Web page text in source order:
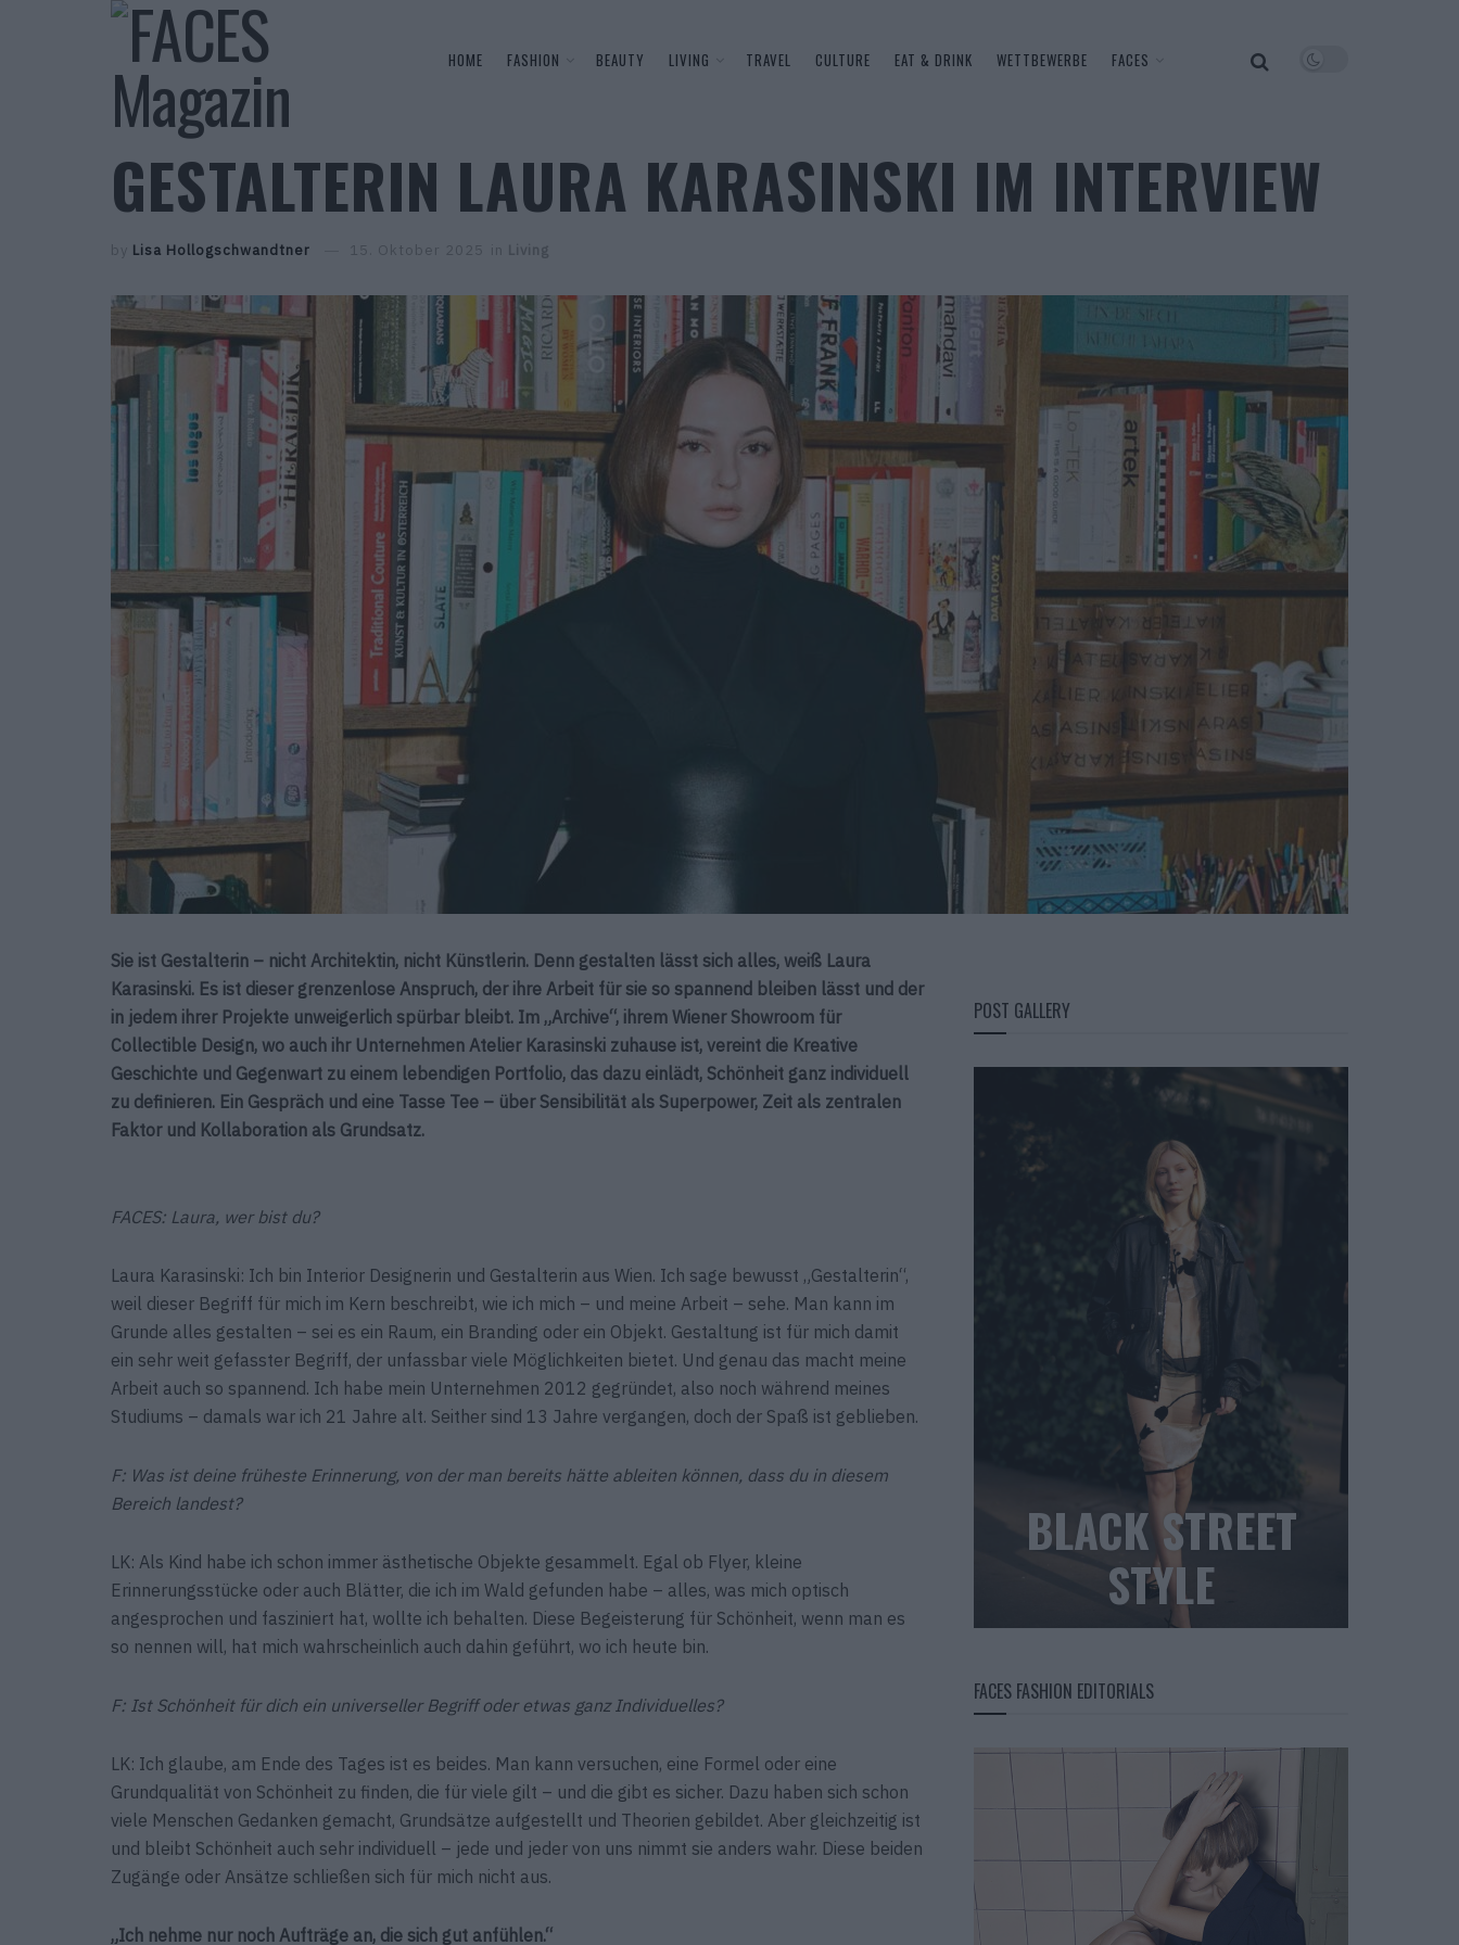
HOME FASHION BEAUTY LIVING TRAVEL CULTURE EAT & DRINK WETTBEWERBE FACES
GESTALTERIN LAURA KARASINSKI IM INTERVIEW
by Lisa Hollogschwandtner 15. Oktober 2025 in Living
Sie ist Gestalterin – nicht Architektin, nicht Künstlerin. Denn gestalten lässt sich alles, weiß Laura
Karasinski. Es ist dieser grenzenlose Anspruch, der ihre Arbeit für sie so spannend bleiben lässt und der
in jedem ihrer Projekte unweigerlich spürbar bleibt. Im „Archive“, ihrem Wiener Showroom für
Collectible Design, wo auch ihr Unternehmen Atelier Karasinski zuhause ist, vereint die Kreative
Geschichte und Gegenwart zu einem lebendigen Portfolio, das dazu einlädt, Schönheit ganz individuell
zu definieren. Ein Gespräch und eine Tasse Tee – über Sensibilität als Superpower, Zeit als zentralen
Faktor und Kollaboration als Grundsatz.
FACES: Laura, wer bist du?
Laura Karasinski: Ich bin Interior Designerin und Gestalterin aus Wien. Ich sage bewusst „Gestalterin“,
weil dieser Begriff für mich im Kern beschreibt, wie ich mich – und meine Arbeit – sehe. Man kann im
Grunde alles gestalten – sei es ein Raum, ein Branding oder ein Objekt. Gestaltung ist für mich damit
ein sehr weit gefasster Begriff, der unfassbar viele Möglichkeiten bietet. Und genau das macht meine
Arbeit auch so spannend. Ich habe mein Unternehmen 2012 gegründet, also noch während meines
Studiums – damals war ich 21 Jahre alt. Seither sind 13 Jahre vergangen, doch der Spaß ist geblieben.
F: Was ist deine früheste Erinnerung, von der man bereits hätte ableiten können, dass du in diesem
Bereich landest?
LK: Als Kind habe ich schon immer ästhetische Objekte gesammelt. Egal ob Flyer, kleine
Erinnerungsstücke oder auch Blätter, die ich im Wald gefunden habe – alles, was mich optisch
angesprochen und fasziniert hat, wollte ich behalten. Diese Begeisterung für Schönheit, wenn man es
so nennen will, hat mich wahrscheinlich auch dahin geführt, wo ich heute bin.
F: Ist Schönheit für dich ein universeller Begriff oder etwas ganz Individuelles?
LK: Ich glaube, am Ende des Tages ist es beides. Man kann versuchen, eine Formel oder eine
Grundqualität von Schönheit zu finden, die für viele gilt – und die gibt es sicher. Dazu haben sich schon
viele Menschen Gedanken gemacht, Grundsätze aufgestellt und Theorien gebildet. Aber gleichzeitig ist
und bleibt Schönheit auch sehr individuell – jede und jeder von uns nimmt sie anders wahr. Diese beiden
Zugänge oder Ansätze schließen sich für mich nicht aus.
„Ich nehme nur noch Aufträge an, die sich gut anfühlen.“
POST GALLERY
BLACK STREET
STYLE
FACES FASHION EDITORIALS